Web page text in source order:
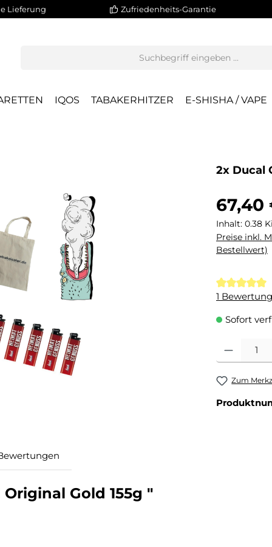
Lieferung Zufriedenheits-Garantie
IQOS TABAKERHITZER E-SHISHA / VAPE
2x Ducal
67,40
Inhalt: 0.38
Preise inkl.
Bestellwert)
1 Bewertung
Sofort
Zum
Gold 155g "